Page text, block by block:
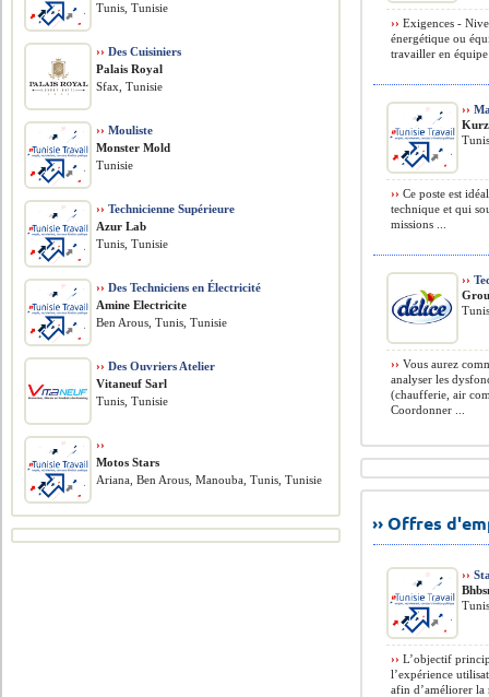
›› Exigences -
énergétique ou
travailler en
››
Kurz
›› Ce poste est
technique et qui
missions ...
››
›› Vous aurez
analyser les
(chaufferie, air
Coordonner ...
›› Offres
››
›› L’objectif
l’expérience
afin d’améliorer
Tunis, Tunisie
›› Des Cuisiniers
Palais Royal
Sfax, Tunisie
›› Mouliste
Monster Mold
Tunisie
›› Technicienne Supérieure
Azur Lab
Tunis, Tunisie
›› Des Techniciens en Électricité
Amine Electricite
Ben Arous, Tunis, Tunisie
›› Des Ouvriers Atelier
Vitaneuf Sarl
Tunis, Tunisie
››
Motos Stars
Ariana, Ben Arous, Manouba, Tunis, Tunisie